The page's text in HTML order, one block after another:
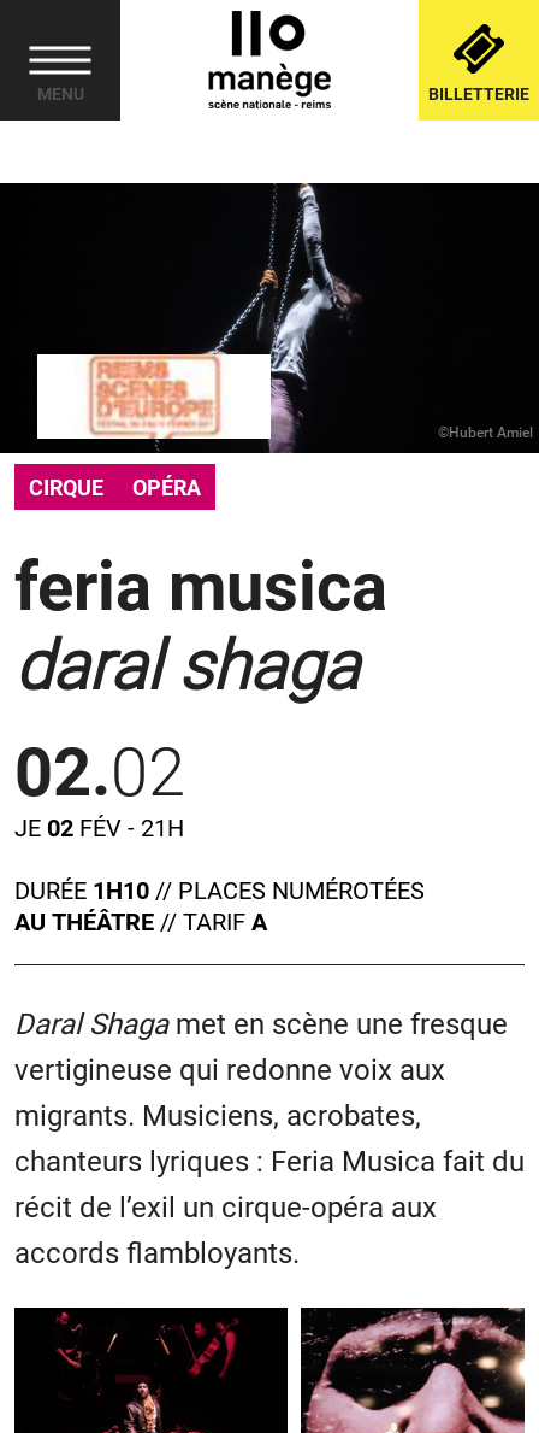
MENU BILLETTERIE
©Hubert Amiel
CIRQUE OPÉRA
feria musica
daral shaga
02.02
JE 02 FÉV - 21H
DURÉE 1H10 // PLACES NUMÉROTÉES
AU THÉÂTRE // TARIF A
Daral Shagamet en scène une fresque
vertigineuse qui redonne voix aux
migrants. Musiciens, acrobates,
chanteurs lyriques : Feria Musica fait du
récit de l’exil un cirque-opéra aux
accords flambloyants.
Cookies management panel